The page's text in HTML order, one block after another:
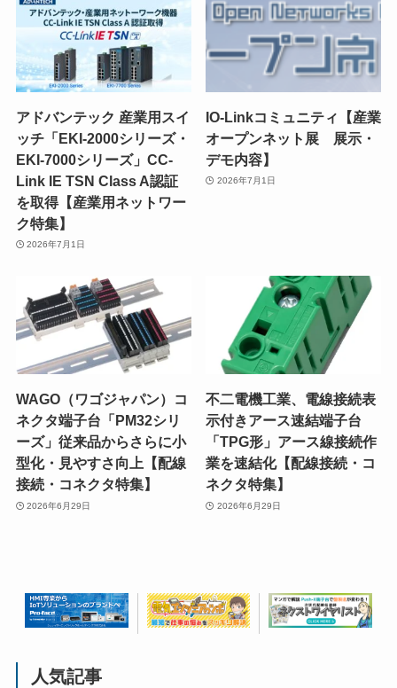
アドバンテック 産業用スイ
ッチ「EKI-2000シリーズ・
EKI-7000シリーズ」CC-
Link IE TSN Class A認証
を取得【産業用ネットワー
ク特集】
2026年7月1日
IO-Linkコミュニティ【産業
オープンネット展 展示・
デモ内容】
2026年7月1日
WAGO（ワゴジャパン）コ
ネクタ端子台「PM32シリ
ーズ」従来品からさらに小
型化・見やすさ向上【配線
接続・コネクタ特集】
2026年6月29日
不二電機工業、電線接続表
示付きアース速結端子台
「TPG形」アース線接続作
業を速結化【配線接続・コ
ネクタ特集】
2026年6月29日
人気記事